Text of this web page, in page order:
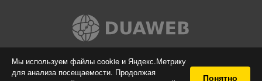
Мы используем файлы cookie и Яндекс.Метрику
для анализа посещаемости. Продолжая
Понятно
Вконтакте
© 2009-2026 Я-пою